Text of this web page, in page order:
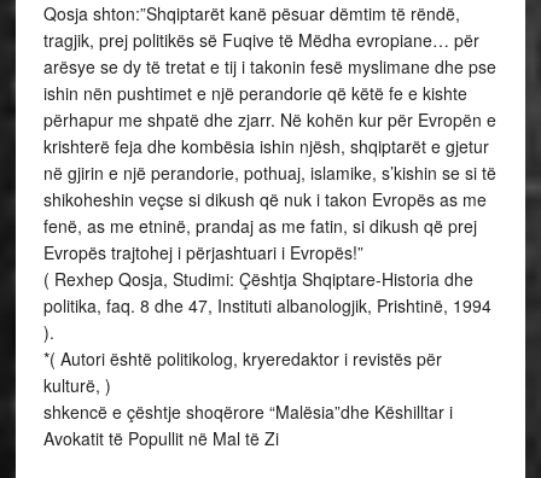
Qosja shton:”Shqiptarët kanë pësuar dëmtim të rëndë,
tragjik, prej politikës së Fuqive të Mëdha evropiane… për
arësye se dy të tretat e tij i takonin fesë myslimane dhe pse
ishin nën pushtimet e një perandorie që këtë fe e kishte
përhapur me shpatë dhe zjarr. Në kohën kur për Evropën e
krishterë feja dhe kombësia ishin njësh, shqiptarët e gjetur
në gjirin e një perandorie, pothuaj, islamike, s’kishin se si të
shikoheshin veçse si dikush që nuk i takon Evropës as me
fenë, as me etninë, prandaj as me fatin, si dikush që prej
Evropës trajtohej i përjashtuari i Evropës!”
( Rexhep Qosja, Studimi: Çështja Shqiptare-Historia dhe
politika, faq. 8 dhe 47, Instituti albanologjik, Prishtinë, 1994
).
*( Autori është politikolog, kryeredaktor i revistës për
kulturë, )
shkencë e çështje shoqërore “Malësia”dhe Këshilltar i
Avokatit të Popullit në Mal të Zi